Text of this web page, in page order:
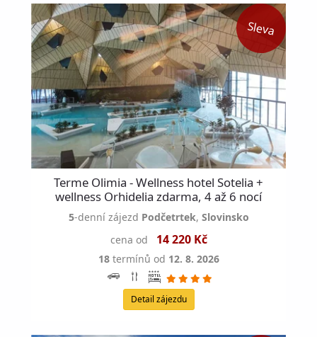
Terme Olimia - Wellness hotel Sotelia +
wellness Orhidelia zdarma, 4 až 6 nocí
5-denní zájezd Podčetrtek, Slovinsko
cena od
14 220 Kč
18termínů od 12. 8. 2026
Detail zájezdu